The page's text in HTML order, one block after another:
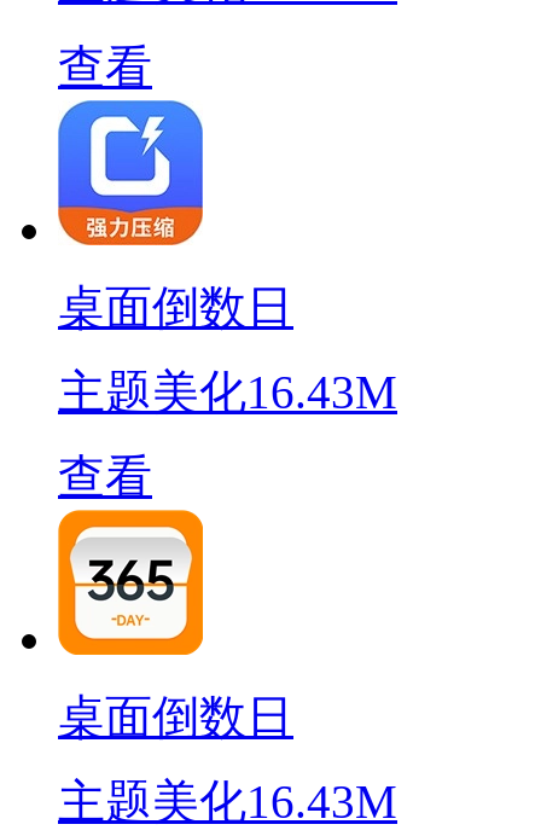
查看
桌面倒数日
主题美化16.43M
查看
桌面倒数日
主题美化16.43M